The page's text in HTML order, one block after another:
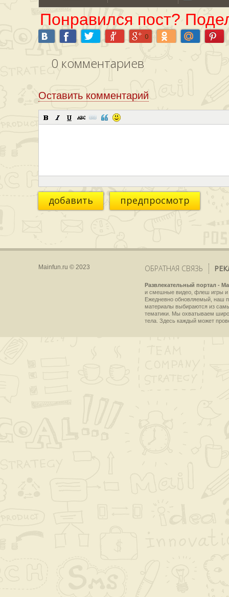
Понравился пост?
0
0 комментариев
Оставить комментарий
добавить предпросмотр
Mainfun.ru © 2023 ОБРАТНАЯ СВЯЗЬ
Развлекательный портал -
и смешные видео, флеш игры и
Ежедневно обновляемый, наш
материалы выбираются из
тематики. Мы охватываем
тела. Здесь каждый может